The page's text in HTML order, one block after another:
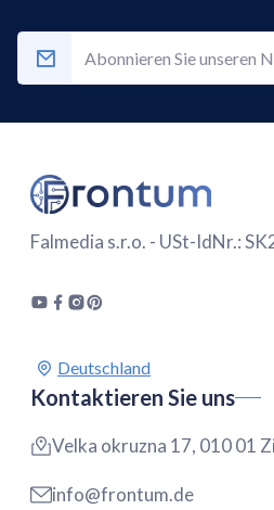
Falmedia s.r.o. - USt-IdNr.:
Kontaktieren Sie uns
Velka okruzna 17, 010 01
info@frontum.de